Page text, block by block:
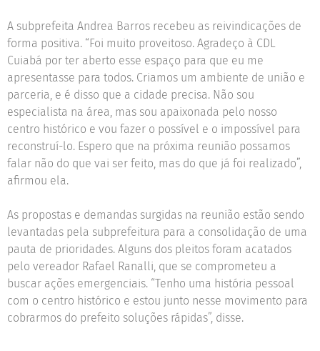
A subprefeita Andrea Barros recebeu as reivindicações de
forma positiva. “Foi muito proveitoso. Agradeço à CDL
Cuiabá por ter aberto esse espaço para que eu me
apresentasse para todos. Criamos um ambiente de união e
parceria, e é disso que a cidade precisa. Não sou
especialista na área, mas sou apaixonada pelo nosso
centro histórico e vou fazer o possível e o impossível para
reconstruí-lo. Espero que na próxima reunião possamos
falar não do que vai ser feito, mas do que já foi realizado”,
afirmou ela.
As propostas e demandas surgidas na reunião estão sendo
levantadas pela subprefeitura para a consolidação de uma
pauta de prioridades. Alguns dos pleitos foram acatados
pelo vereador Rafael Ranalli, que se comprometeu a
buscar ações emergenciais. “Tenho uma história pessoal
com o centro histórico e estou junto nesse movimento para
cobrarmos do prefeito soluções rápidas”, disse.